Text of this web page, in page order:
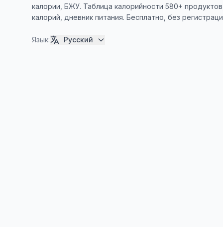
калории, БЖУ. Таблица калорийности 580+
калорий, дневник питания. Бесплатно, без
Язык: Русский